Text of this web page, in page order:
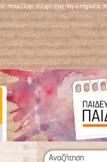
ποικίλης ύλης για τη